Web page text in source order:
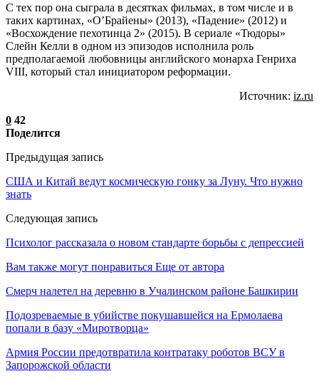
С тех пор она сыграла в десятках фильмах, в том числе и в
таких картинах, «О’Брайены» (2013), «Падение» (2012) и
«Восхождение пехотинца 2» (2015). В сериале «Тюдоры»
Слейн Келли в одном из эпизодов исполнила роль
предполагаемой любовницы английского монарха Генриха
VIII, который стал инициатором реформации.
Источник: iz.ru
0 42
Поделится
Предыдущая запись
США и Китай ведут космическую гонку за Луну. Что нужно
знать
Следующая запись
Психолог рассказала о новом стандарте борьбы с депрессией
Вам также могут понравиться Еще от автора
Смерч налетел на деревню в Учалинском районе Башкирии
Подозреваемые в убийстве покушавшейся на Ермолаева
попали в базу «Миротворца»
Армия России предотвратила контратаку роботов ВСУ в
Запорожской области